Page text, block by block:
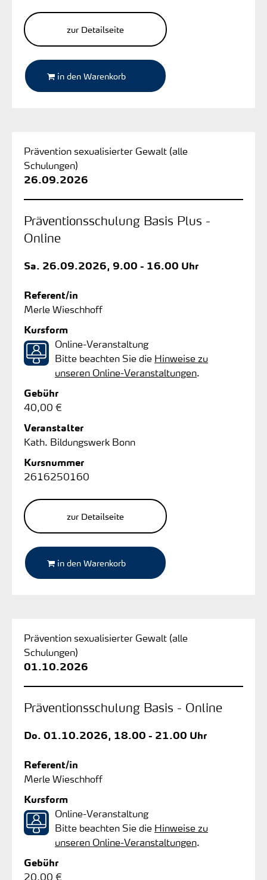
zur Detailseite
in den Warenkorb
Prävention sexualisierter Gewalt (alle
Schulungen)
26.09.2026
Präventionsschulung Basis Plus -
Online
Sa. 26.09.2026, 9.00 - 16.00 Uhr
Referent/in
Merle Wieschhoff
Kursform
Online-Veranstaltung
Bitte beachten Sie die Hinweise zu
unseren Online-Veranstaltungen.
Gebühr
40,00 €
Veranstalter
Kath. Bildungswerk Bonn
Kursnummer
2616250160
zur Detailseite
in den Warenkorb
Prävention sexualisierter Gewalt (alle
Schulungen)
01.10.2026
Präventionsschulung Basis - Online
Do. 01.10.2026, 18.00 - 21.00 Uhr
Referent/in
Merle Wieschhoff
Kursform
Online-Veranstaltung
Bitte beachten Sie die Hinweise zu
unseren Online-Veranstaltungen.
Gebühr
20,00 €